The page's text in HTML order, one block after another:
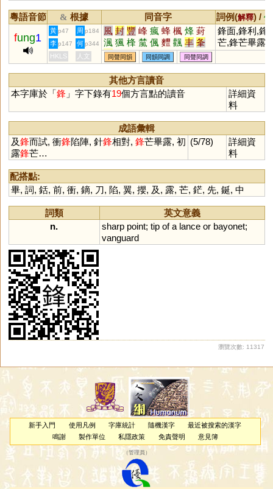
粵語音節 & 根據 同音字 詞例(解釋) /
fung1
黃 p47 周 p184 風 封 豐 峰 瘋 蜂 楓 烽 葑
渢 猦 桻 檒 偑 麷 飌 丰 夆
妦 崶 蘴 犎 酆 灃
鋒面,鋒利,鋒
芒,鋒芒畢露,
鋒,鋒芒逼人
李 p147 何 p344
HKLS 人文 同聲同韻 同韻同調 同聲同調
其他方言讀音
本字庫於「鋒 」字下錄有19個方言點的讀音
詳細資
料
成語彙輯
及鋒而試, 衝鋒陷陣, 針鋒相對, 鋒芒畢露, 初
露鋒芒…
(5/78)
詳細資
料
配搭點:
畢, 詞, 銛, 前, 衝, 鏑, 刀, 陷, 翼, 攖, 及 , 露, 芒, 鋩, 先, 鋋, 中
詞類
英文意義
n.
sharp point; tip of a lance or bayonet;
vanguard
瀏覽次數: 11317
新手入門 使用凡例 字庫統計 隨機漢字
最近被搜索的漢字
鳴謝
製作單位 私隱政策 免責聲明 意見簿
（管理員 ）